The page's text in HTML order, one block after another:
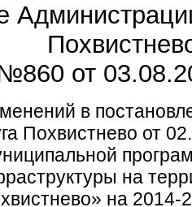
от
в
Похвистнево от
на
на 2014-